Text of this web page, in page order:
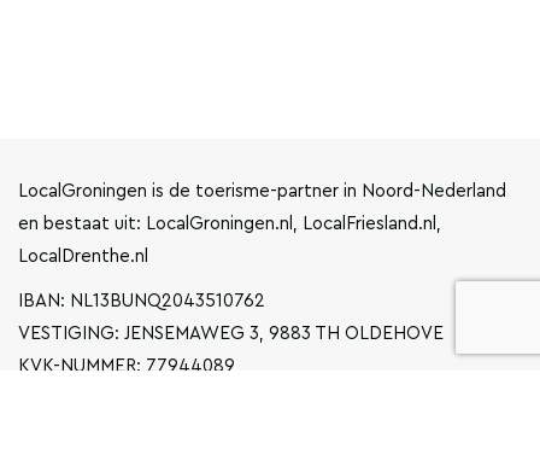
LocalGroningen is de toerisme-partner in Noord-Nederland
en bestaat uit: LocalGroningen.nl, LocalFriesland.nl,
LocalDrenthe.nl
IBAN: NL13BUNQ2043510762
VESTIGING: JENSEMAWEG 3, 9883 TH OLDEHOVE
KVK-NUMMER: 77944089